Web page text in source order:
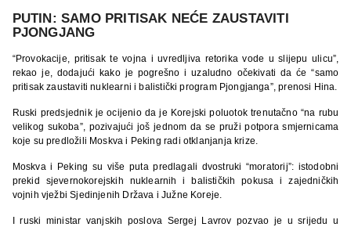
PUTIN: SAMO PRITISAK NEĆE ZAUSTAVITI
PJONGJANG
“Provokacije, pritisak te vojna i uvredljiva retorika vode u slijepu ulicu”,
rekao je, dodajući kako je pogrešno i uzaludno očekivati da će “samo
pritisak zaustaviti nuklearni i balistički program Pjongjanga”, prenosi Hina.
Ruski predsjednik je ocijenio da je Korejski poluotok trenutačno “na rubu
velikog sukoba”, pozivajući još jednom da se pruži potpora smjernicama
koje su predložili Moskva i Peking radi otklanjanja krize.
Moskva i Peking su više puta predlagali dvostruki “moratorij”: istodobni
prekid sjevernokorejskih nuklearnih i balističkih pokusa i zajedničkih
vojnih vježbi Sjedinjenih Država i Južne Koreje.
I ruski ministar vanjskih poslova Sergej Lavrov pozvao je u srijedu u